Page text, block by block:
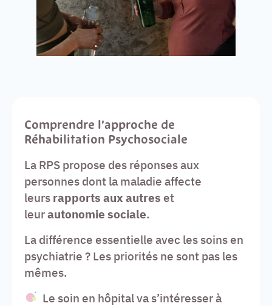
Comprendre l’approche de
Réhabilitation Psychosociale
La RPS propose des réponses aux
personnes dont la maladie affecte
leurs rapports aux autres et
leurautonomie sociale.
La différence essentielle avec les soins en
psychiatrie ? Les priorités ne sont pas les
mêmes.
Le soin en hôpital va s’intéresser à